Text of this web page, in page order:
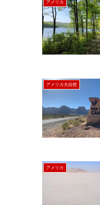
アメリカ
アメリカ大自然
アメリカ